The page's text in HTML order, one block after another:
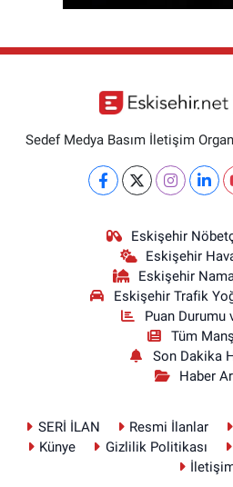
Sedef Medya Basım İletişim
Eskişehir
Eskişehir
Eskişehir
Eskişehir Trafik
Puan Durumu
Tüm
Son Dakika
Haber
SERİ İLAN Resmi İlanlar
Künye
Gizlilik Politikası